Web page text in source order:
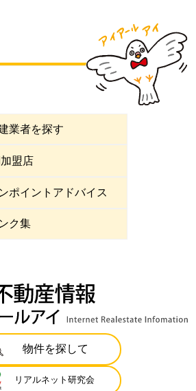
業者を探す
加盟店
ポイントアドバイス
ク集
物件を探して
リアルネット研究会